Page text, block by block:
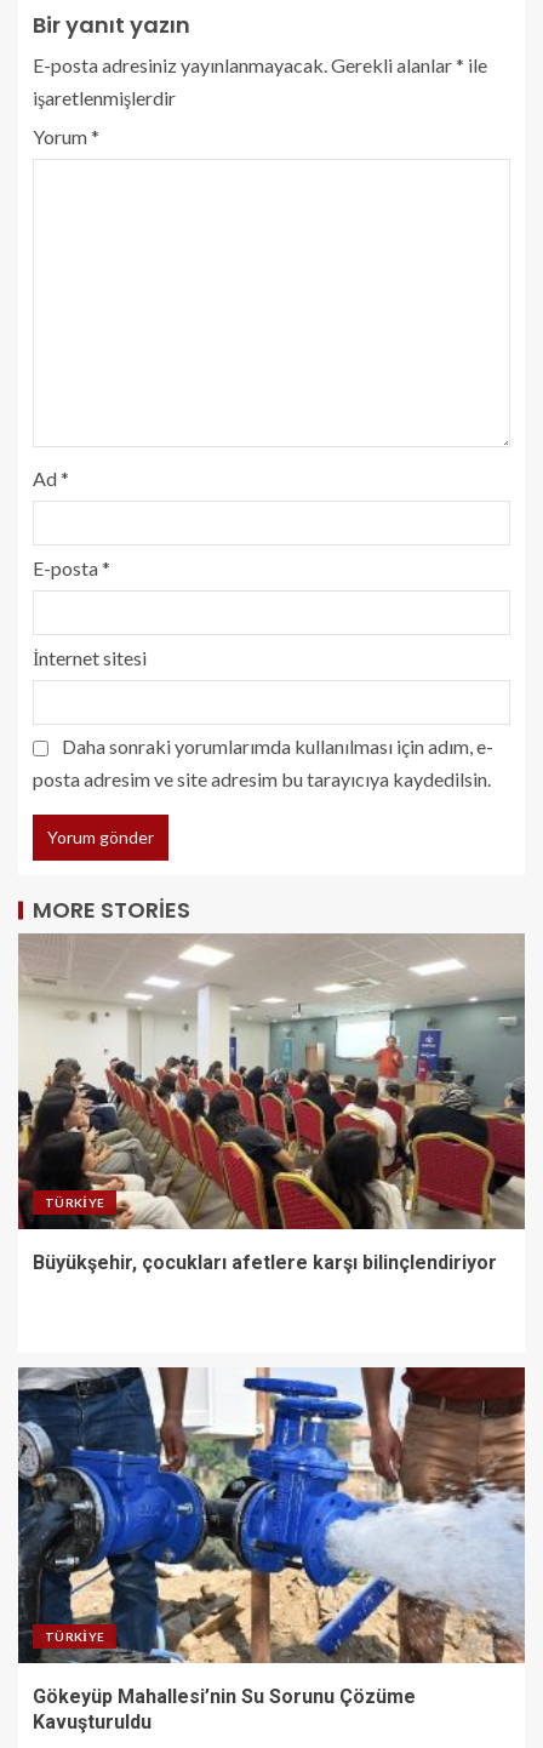
Bir yanıt yazın
E-posta adresiniz yayınlanmayacak.Gerekli alanlar* ile
işaretlenmişlerdir
Yorum*
Ad*
E-posta*
İnternet sitesi
Daha sonraki yorumlarımda kullanılması için adım, e-
posta adresim ve site adresim bu tarayıcıya kaydedilsin.
MORE STORIES
TÜRKIYE
Büyükşehir, çocukları afetlere karşı bilinçlendiriyor
TÜRKIYE
Gökeyüp Mahallesi’nin Su Sorunu Çözüme
Kavuşturuldu